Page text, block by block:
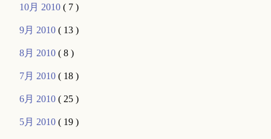
10月 2010( 7 )
9月 2010( 13 )
8月 2010( 8 )
7月 2010( 18 )
6月 2010( 25 )
5月 2010( 19 )